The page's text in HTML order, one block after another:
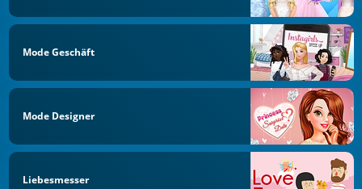
Mode Geschäft
Mode Designer
Liebesmesser